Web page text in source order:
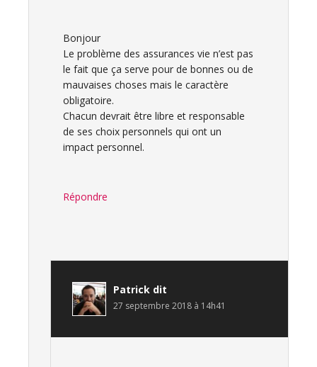
Bonjour
Le problème des assurances vie n’est pas
le fait que ça serve pour de bonnes ou de
mauvaises choses mais le caractère
obligatoire.
Chacun devrait être libre et responsable
de ses choix personnels qui ont un
impact personnel.
Répondre
Patrick dit
27 septembre 2018 à 14h41